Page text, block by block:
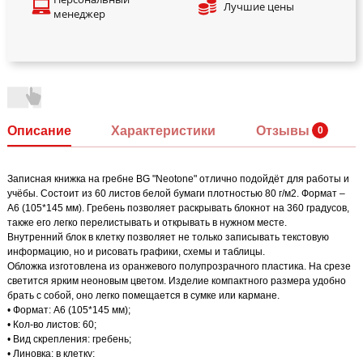
менеджер
Лучшие цены
Описание Характеристики Отзывы
Записная книжка на гребне BG "Neotone" отлично подойдёт для работы и
учёбы. Состоит из 60 листов белой бумаги плотностью 80 г/м2. Формат –
А6 (105*145 мм). Гребень позволяет раскрывать блокнот на 360 градусов,
также его легко перелистывать и открывать в нужном месте.
Внутренний блок в клетку позволяет не только записывать текстовую
информацию, но и рисовать графики, схемы и таблицы.
Обложка изготовлена из оранжевого полупрозрачного пластика. На срезе
светится ярким неоновым цветом. Изделие компактного размера удобно
брать с собой, оно легко помещается в сумке или кармане.
• Формат: А6 (105*145 мм);
• Кол-во листов: 60;
• Вид скрепления: гребень;
• Линовка: в клетку;